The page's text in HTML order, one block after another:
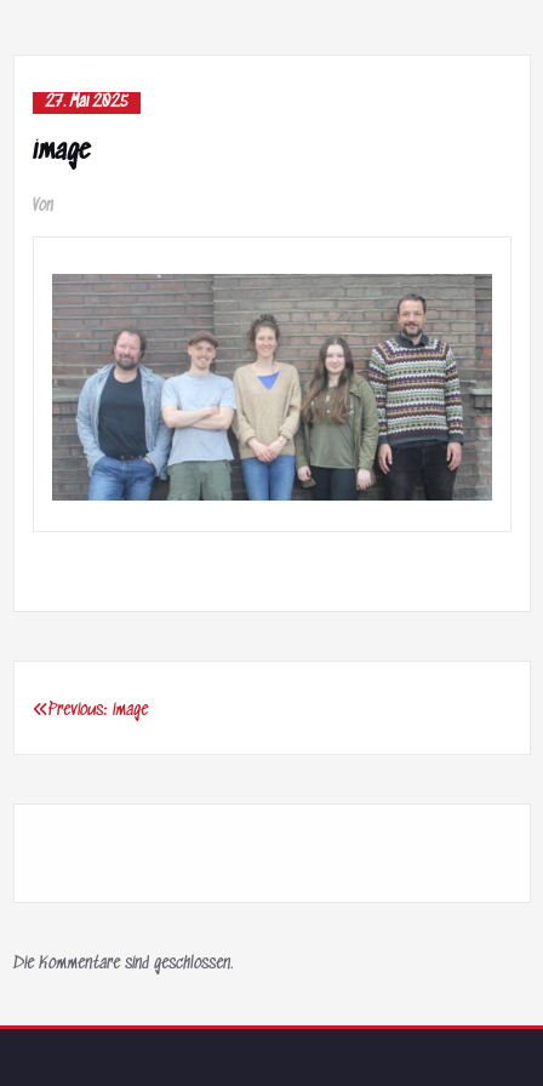
27. Mai 2025
image
Von
Beitragsnavigation
Previous: image
Die Kommentare sind geschlossen.